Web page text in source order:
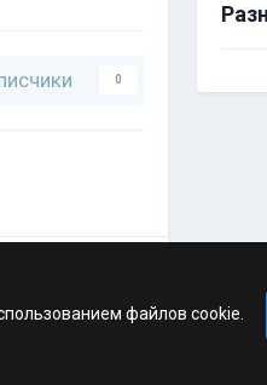
0
файлов cookie.